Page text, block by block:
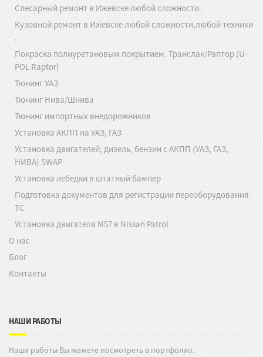
Слесарный ремонт в Ижевске любой сложности.
Кузовной ремонт в Ижевске любой сложности,любой техники
.
Покраска полиуретановым покрытием. Транслак/Раптор (U-
POL Raptor)
Тюнинг УАЗ
Тюнинг Нива/Шнива
Тюнинг импортных внедорожников
Установка АКПП на УАЗ, ГАЗ
Установка двигателей; дизель, бензин с АКПП (УАЗ, ГАЗ,
НИВА) SWAP
Установка лебедки в штатный бампер
Подготовка документов для регистрации переоборудования
ТС
Установка двигателя M57 в Nissan Patrol
О нас
Блог
Контакты
НАШИ РАБОТЫ
Наши работы Вы можете посмотреть в портфолио.